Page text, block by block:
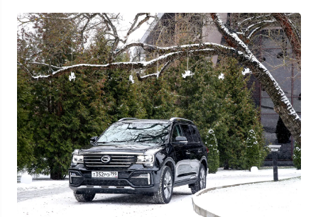
Узнать выгоду
Отправляя данную форму Вы даетесогласие на обработкусвоих
персональных данных